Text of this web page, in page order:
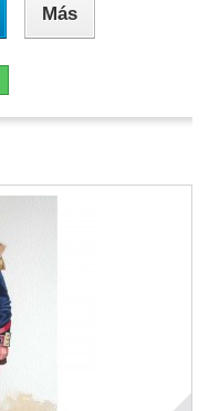
Más